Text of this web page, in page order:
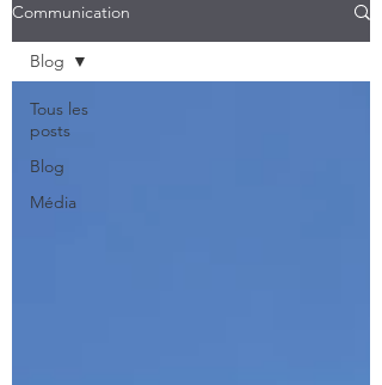
Communication
Tous les
posts
Blog
Média
Blog